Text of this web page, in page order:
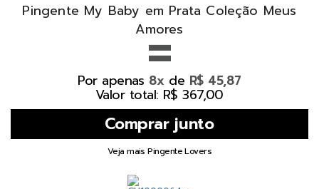
Pingente My Baby em Prata Coleção Meus
Amores
=
Por apenas 8x de R$ 45,87
Valor total: R$ 367,00
Veja mais Pingente Lovers